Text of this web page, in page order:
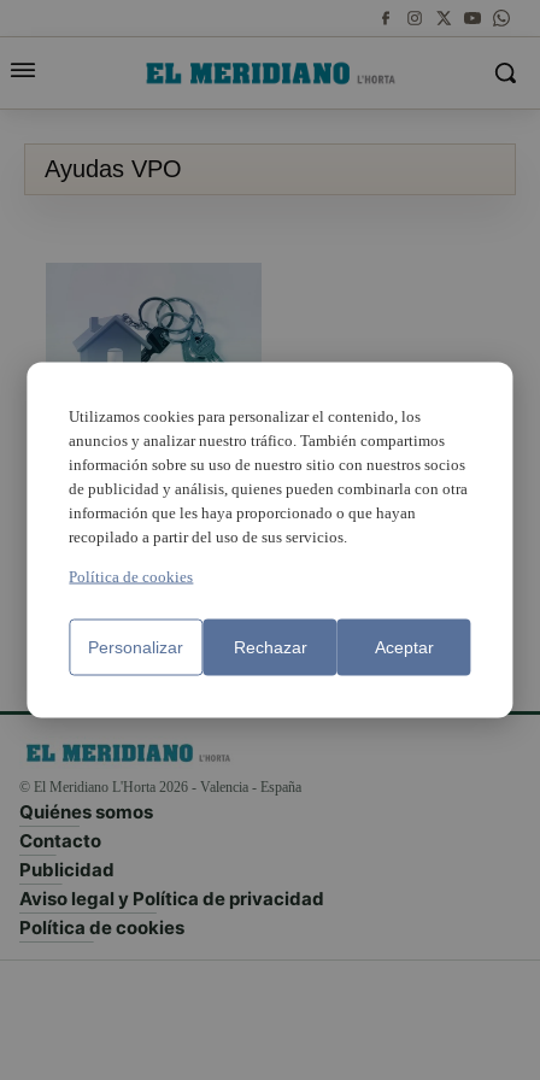
Ayudas VPO
La Defensora del
Pueblo traslada la queja
de los Afectados de
Ayudas a la Vivienda
para que se respete el
orden
© El Meridiano L'Horta 2026 - Valencia - España
Quiénes somos
Contacto
Publicidad
Aviso legal y Política de privacidad
Política de cookies
Utilizamos cookies para personalizar el contenido, los
anuncios y analizar nuestro tráfico. También compartimos
información sobre su uso de nuestro sitio con nuestros socios
de publicidad y análisis, quienes pueden combinarla con otra
información que les haya proporcionado o que hayan
recopilado a partir del uso de sus servicios.
Política de cookies
Personalizar Rechazar Aceptar